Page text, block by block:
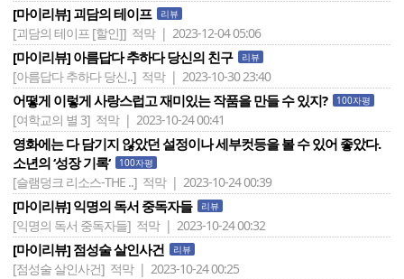
[마이리뷰] 괴담의 테이프 리뷰
[괴담의 테이프 [할인]] 적막 | 2023-12-04 05:06
[마이리뷰] 아름답다 추하다 당신의 친구 리뷰
[아름답다 추하다 당신..] 적막 | 2023-10-30 23:40
어떻게 이렇게 사랑스럽고 재미있는 작품을 만들 수 있지? 100자평
[여학교의 별 3] 적막 | 2023-10-24 00:41
영화에는 다 담기지 않았던 설정이나 세부컷등을 볼 수 있어 좋았다.
소년의 ‘성장 기록‘
100자평
[슬램덩크 리소스-THE ..] 적막 | 2023-10-24 00:39
[마이리뷰] 익명의 독서 중독자들 리뷰
[익명의 독서 중독자들] 적막 | 2023-10-24 00:32
[마이리뷰] 점성술 살인사건 리뷰
[점성술 살인사건] 적막 | 2023-10-24 00:25